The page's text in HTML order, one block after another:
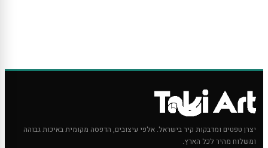
יצרן טפטים ומדבקות קיר בישראל. אלפי עיצובים, הדפסה מקומית באיכות גבוהה
ומשלוח מהיר לכל הארץ.